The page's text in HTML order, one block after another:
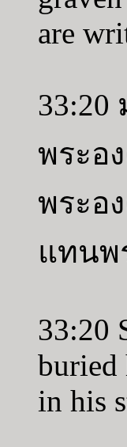
are
พระอ
พระอ
แทนพ
33:20
buried
in his